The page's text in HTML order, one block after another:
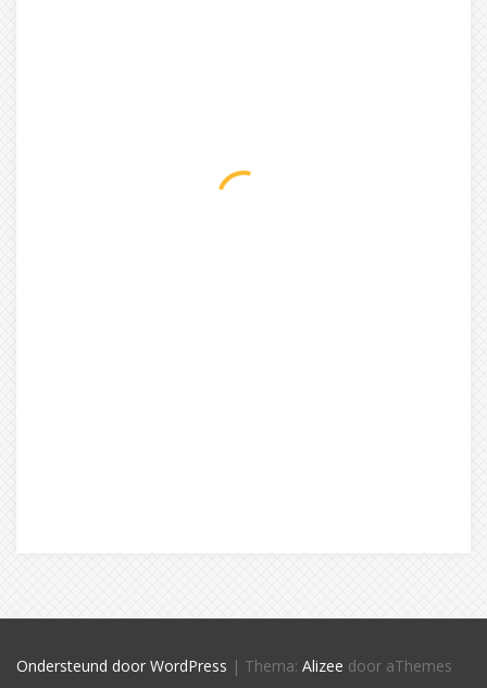
Ondersteund door WordPress | Thema: Alizee door aThemes